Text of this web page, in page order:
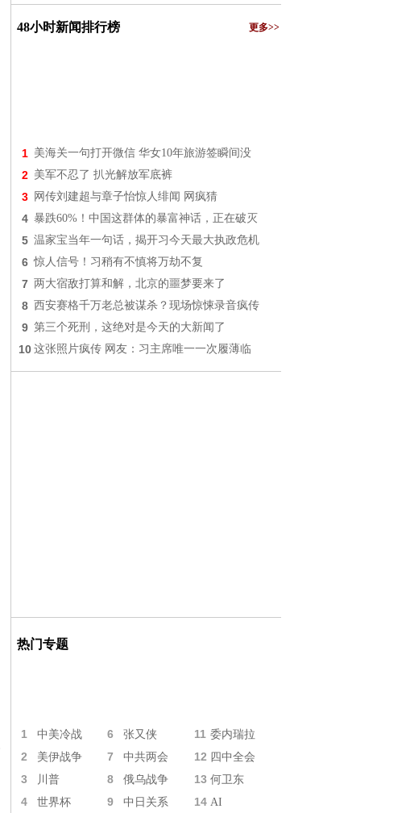
48小时新闻排行榜 更多>>
1 美海关一句打开微信 华女10年旅游签瞬间没
2 美军不忍了 扒光解放军底裤
3 网传刘建超与章子怡惊人绯闻 网疯猜
4 暴跌60%！中国这群体的暴富神话，正在破灭
5 温家宝当年一句话，揭开习今天最大执政危机
6 惊人信号！习稍有不慎将万劫不复
7 两大宿敌打算和解，北京的噩梦要来了
8 西安赛格千万老总被谋杀？现场惊悚录音疯传
9 第三个死刑，这绝对是今天的大新闻了
10 这张照片疯传 网友：习主席唯一一次履薄临
热门专题
1 中美冷战 6 张又侠 11 委内瑞拉
2 美伊战争 7 中共两会 12 四中全会
3 川普 8 俄乌战争 13 何卫东
4 世界杯 9 中日关系 14 AI